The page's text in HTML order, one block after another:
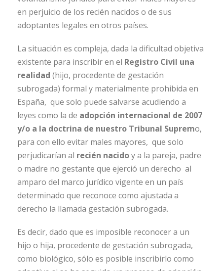
en perjuicio de los recién nacidos o de sus
adoptantes legales en otros países.
La situación es compleja, dada la dificultad objetiva
existente para inscribir en el Registro Civil una
realidad (hijo, procedente de gestación
subrogada) formal y materialmente prohibida en
España, que solo puede salvarse acudiendo a
leyes como la de adopción internacional de 2007
y/o a la doctrina de nuestro Tribunal Supremo,
para con ello evitar males mayores, que solo
perjudicarían al recién nacidoy a la pareja, padre
o madre no gestante que ejerció un derecho al
amparo del marco jurídico vigente en un país
determinado que reconoce como ajustada a
derecho la llamada gestación subrogada.
Es decir, dado que es imposible reconocer a un
hijo o hija, procedente de gestación subrogada,
como biológico, sólo es posible inscribirlo como